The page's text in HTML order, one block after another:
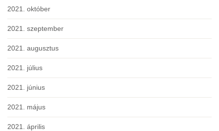
2021. október
2021. szeptember
2021. augusztus
2021. július
2021. június
2021. május
2021. április